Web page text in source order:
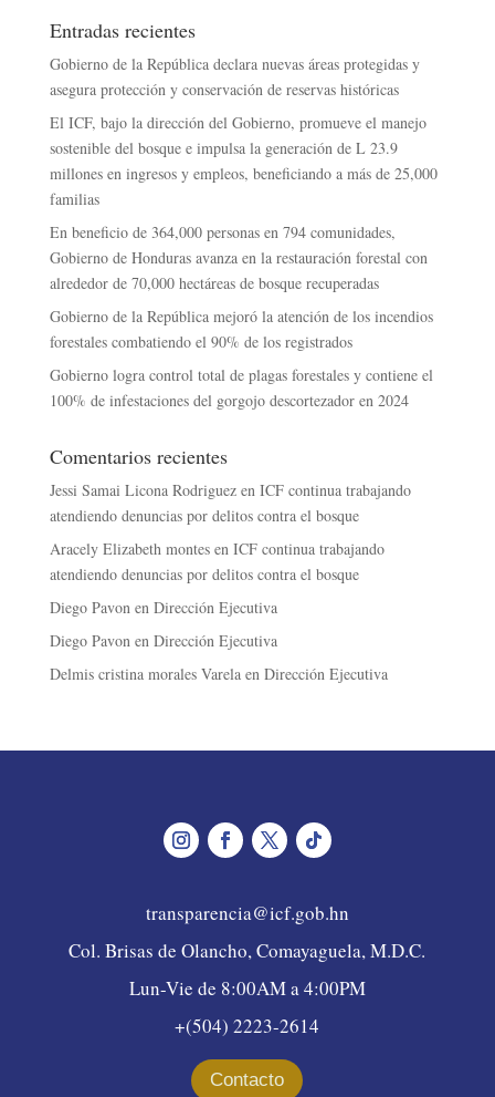
Entradas recientes
Gobierno de la República declara nuevas áreas protegidas y
asegura protección y conservación de reservas históricas
El ICF, bajo la dirección del Gobierno, promueve el manejo
sostenible del bosque e impulsa la generación de L 23.9
millones en ingresos y empleos, beneficiando a más de 25,000
familias
En beneficio de 364,000 personas en 794 comunidades,
Gobierno de Honduras avanza en la restauración forestal con
alrededor de 70,000 hectáreas de bosque recuperadas
Gobierno de la República mejoró la atención de los incendios
forestales combatiendo el 90% de los registrados
Gobierno logra control total de plagas forestales y contiene el
100% de infestaciones del gorgojo descortezador en 2024
Comentarios recientes
Jessi Samai Licona Rodriguezen ICF continua trabajando
atendiendo denuncias por delitos contra el bosque
Aracely Elizabeth montesen ICF continua trabajando
atendiendo denuncias por delitos contra el bosque
Diego Pavon en Dirección Ejecutiva
Diego Pavon en Dirección Ejecutiva
Delmis cristina morales Varelaen Dirección Ejecutiva
transparencia@icf.gob.hn
Col. Brisas de Olancho, Comayaguela, M.D.C.
Lun-Vie de 8:00AM a 4:00PM
+(504) 2223-2614
Contacto